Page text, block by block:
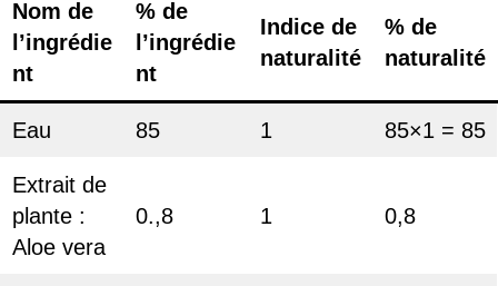
Nom de
l’ingrédie
nt
% de
l’ingrédie
nt
Indice de
naturalité
% de
naturalité
Eau 85 1 85×1 = 85
Extrait de
plante :
Aloe vera
0.,8 1 0,8